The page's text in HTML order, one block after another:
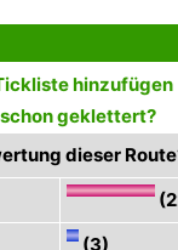
hinzufügen
geklettert?
dieser
(3)